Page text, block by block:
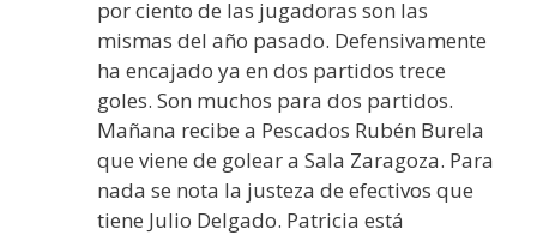
por ciento de las jugadoras son las
mismas del año pasado. Defensivamente
ha encajado ya en dos partidos trece
goles. Son muchos para dos partidos.
Mañana recibe a Pescados Rubén Burela
que viene de golear a Sala Zaragoza. Para
nada se nota la justeza de efectivos que
tiene Julio Delgado. Patricia está